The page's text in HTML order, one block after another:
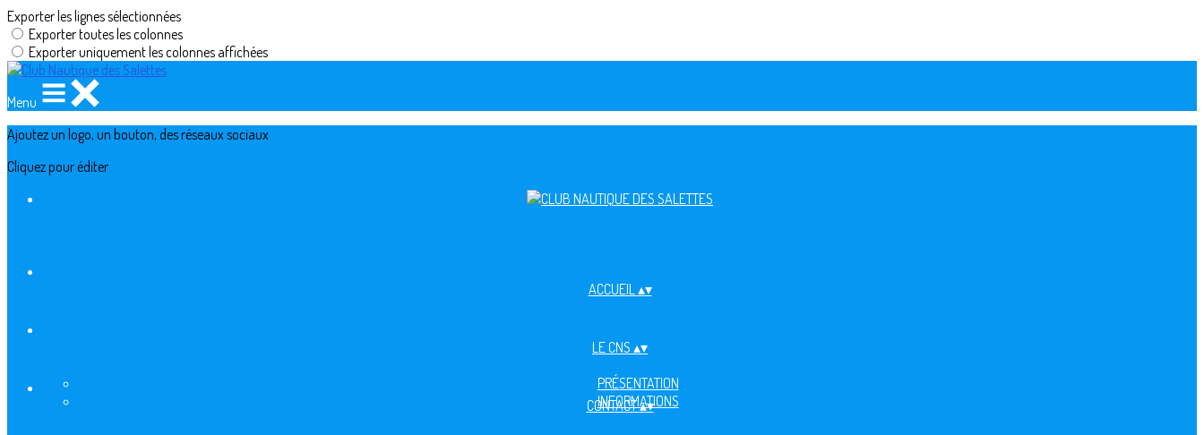
Exporter les lignes sélectionnées
Exporter toutes les colonnes
Exporter uniquement les colonnes affichées
Menu
Ajoutez un logo, un bouton, des réseaux sociaux
Cliquez pour éditer
ACCUEIL▴▾
LE CNS ▴▾
PRÉSENTATION
INFORMATIONS
CONTACT▴▾